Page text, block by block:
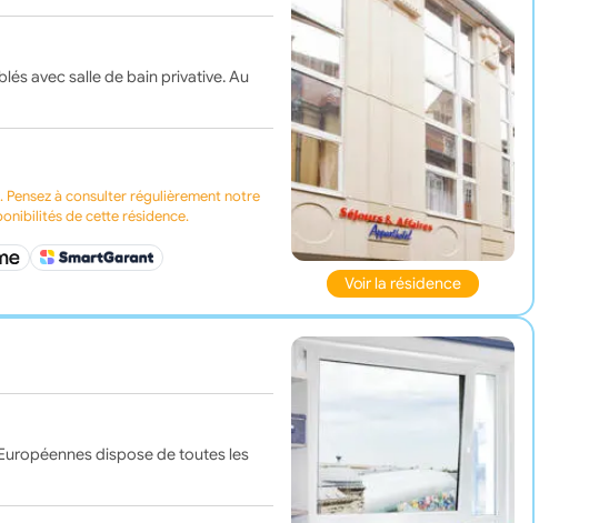
avec salle de bain privative. Au
à consulter régulièrement notre
de cette résidence.
Voir la résidence
dispose de toutes les